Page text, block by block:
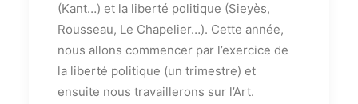
(Kant…) et la liberté politique (Sieyès,
Rousseau, Le Chapelier…). Cette année,
nous allons commencer par l’exercice de
la liberté politique (un trimestre) et
ensuite nous travaillerons sur l’Art.